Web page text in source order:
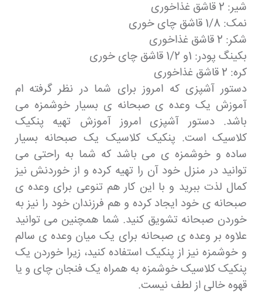
شیر: 2 قاشق غذاخوری
نمک: 1/8 قاشق چای خوری
شکر: 2 قاشق غذاخوری
بکینگ پودر: 1و 1/2 قاشق چای خوری
کره: 2 قاشق غذاخوری
دستور آشپزی که امروز برای شما در نظر گرفته ام
آموزش یک وعده ی صبحانه ی بسیار خوشمزه می
باشد. دستور آشپزی امروز آموزش تهیه پنکیک
کلاسیک است. پنکیک کلاسیک یک صبحانه بسیار
ساده و خوشمزه ی می باشد که شما به راحتی می
توانید در منزل خود آن را تهیه کرده و از خوردنش نیز
کمال لذت ببرید و با این کار هم تنوعی برای وعده ی
صبحانه ی خود ایجاد کرده و هم فرزندان خود را نیز به
خوردن صبحانه تشویق کنید. شما همچنین می توانید
علاوه بر وعده ی صبحانه برای یک میان وعده ی سالم
و خوشمزه نیز از پنکیک استفاده کنید، زیرا خوردن یک
پنکیک کلاسیک خوشمزه به همراه یک فنجان چای و یا
قهوه خالی از لطف نیست.